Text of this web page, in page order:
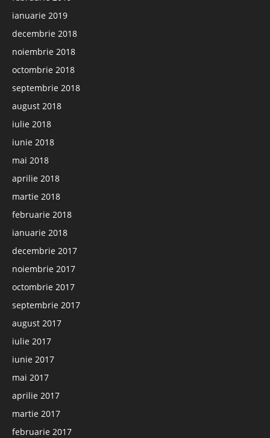
ianuarie 2019
decembrie 2018
noiembrie 2018
octombrie 2018
septembrie 2018
august 2018
iulie 2018
iunie 2018
mai 2018
aprilie 2018
martie 2018
februarie 2018
ianuarie 2018
decembrie 2017
noiembrie 2017
octombrie 2017
septembrie 2017
august 2017
iulie 2017
iunie 2017
mai 2017
aprilie 2017
martie 2017
februarie 2017